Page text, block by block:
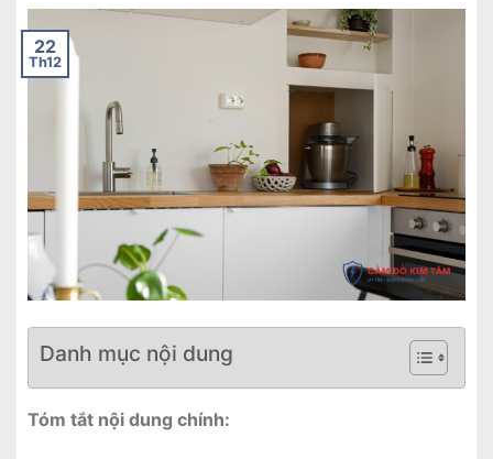
22
Th12
Danh mục nội dung
Tóm tắt nội dung chính: